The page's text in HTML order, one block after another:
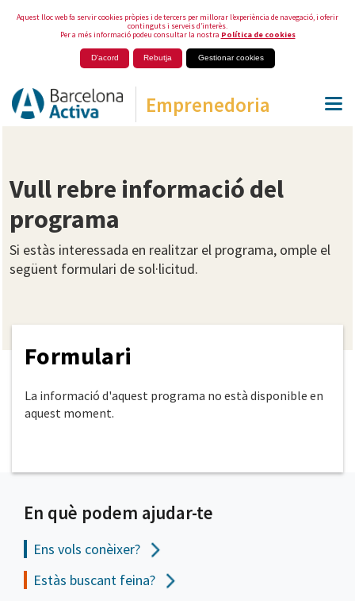
Aquest lloc web fa servir cookies pròpies i de tercers per millorar l’experiència de navegació, i oferir
continguts i serveis d’interès.
Per a més informació podeu consultar la nostra Política de cookies
D'acord Rebutja Gestionar cookies
Emprenedoria
Vull rebre informació del
programa
Si estàs interessada en realitzar el programa, omple el
següent formulari de sol·licitud.
Formulari
La informació d'aquest programa no està disponible en
aquest moment.
En què podem ajudar-te
Ens vols conèixer?
Estàs buscant feina?